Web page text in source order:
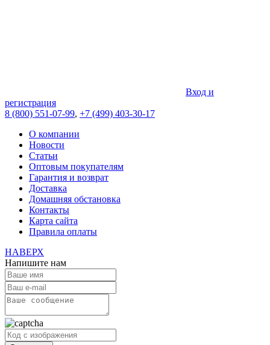
Вход и
регистрация
8 (800) 551-07-99, +7 (499) 403-30-17
О компании
Новости
Статьи
Оптовым покупателям
Гарантия и возврат
Доставка
Домашняя обстановка
Контакты
Карта сайта
Правила оплаты
НАВЕРХ
Напишите нам